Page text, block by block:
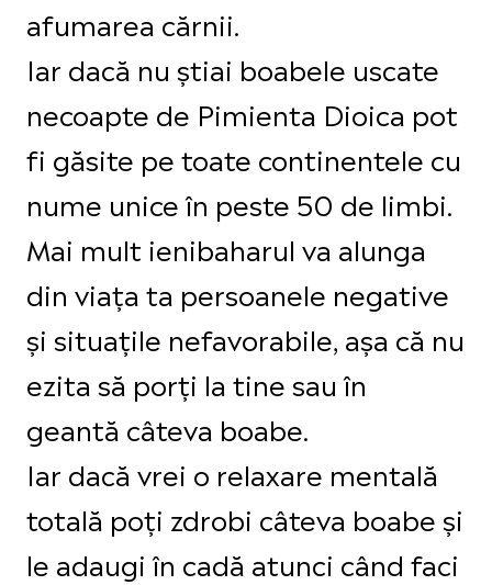
afumarea cărnii.
Iar dacă nu știai boabele uscate
necoapte de Pimienta Dioica pot
fi găsite pe toate continentele cu
nume unice în peste 50 de limbi.
Mai mult ienibaharul va alunga
din viața ta persoanele negative
și situațile nefavorabile, așa că nu
ezita să porți la tine sau în
geantă câteva boabe.
Iar dacă vrei o relaxare mentală
totală poți zdrobi câteva boabe și
le adaugi în cadă atunci când faci